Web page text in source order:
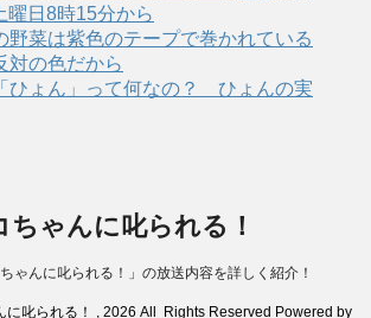
曜日8時15分から
野菜は紫色のテープで巻かれている
の色だから
ひょん」って何なの？ ひょんの実
ちゃんに叱られる！
ゃんに叱られる！」の放送内容を詳しく紹介！
に叱られる！ , 2026 All Rights Reserved Powered by